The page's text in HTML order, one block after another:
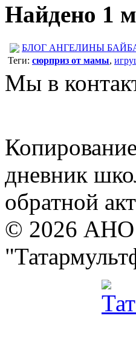
Найдено 1
БЛОГ АНГЕЛИНЫ
Теги: сюрприз от мамы,
Мы в
дневник
обратной
© 2026